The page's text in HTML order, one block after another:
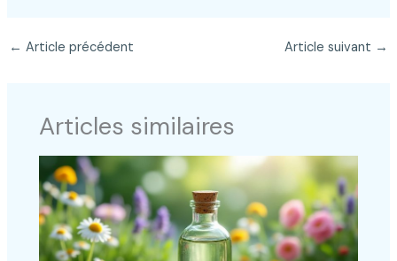
← Article précédent Article suivant →
Articles similaires